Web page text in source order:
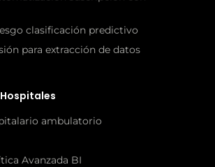
clasificación predictivo
para extracción de datos
ambulatorio
Avanzada BI